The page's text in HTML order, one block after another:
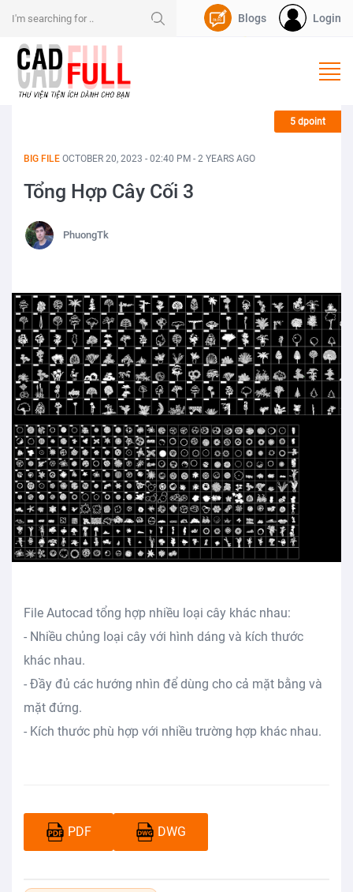
Login
Blogs
BIG FILE OCTOBER 20, 2023 - 02:40 PM - 2 YEARS AGO
Tổng Hợp Cây Cối 3
PhuongTk
5 dpoint
File Autocad tổng hợp nhiều loại cây khác nhau:
- Nhiều chủng loại cây với hình dáng và kích thước
khác nhau.
- Đầy đủ các hướng nhìn để dùng cho cả mặt bằng và
mặt đứng.
- Kích thước phù hợp với nhiều trường hợp khác nhau.
PDF DWG